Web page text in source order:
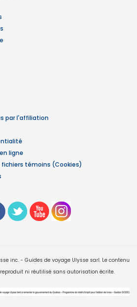
par l'affiliation
ligne
témoins (Cookies)
inc. - Guides de voyage Ulysse sarl. Le contenu
ni réutilisé sans autorisation écrite.